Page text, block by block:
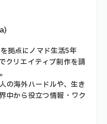
拠点にノマド生活5年
クリエイティブ制作を請
の海外ハードルや、生き
中から役立つ情報・ワク